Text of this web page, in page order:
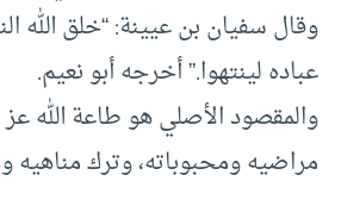
وقال سفيان بن عيينة: “خلق الله
عباده لينتهوا.” أخرجه أبو نعيم.
والمقصود الأصلي هو طاعة الله
مراضيه ومحبوباته، وترك مناهيه